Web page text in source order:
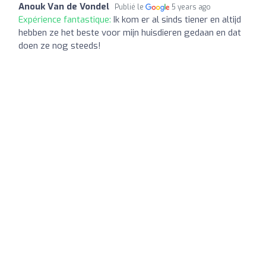
Anouk Van de Vondel Publié le 5 years ago
Expérience fantastique: Ik kom er al sinds tiener en altijd
hebben ze het beste voor mijn huisdieren gedaan en dat
doen ze nog steeds!